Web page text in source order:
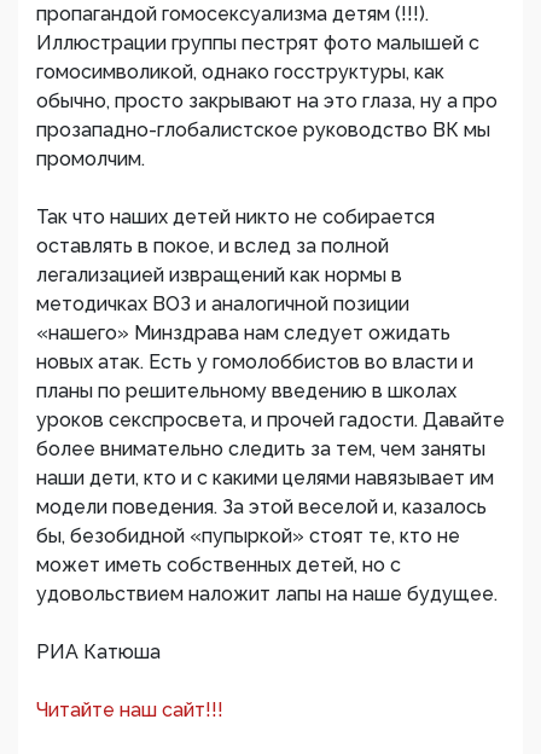
пропагандой гомосексуализма детям (!!!).
Иллюстрации группы пестрят фото малышей с
гомосимволикой, однако госструктуры, как
обычно, просто закрывают на это глаза, ну а про
прозападно-глобалистское руководство ВК мы
промолчим.
Так что наших детей никто не собирается
оставлять в покое, и вслед за полной
легализацией извращений как нормы в
методичках ВОЗ и аналогичной позиции
«нашего» Минздрава нам следует ожидать
новых атак. Есть у гомолоббистов во власти и
планы по решительному введению в школах
уроков секспросвета, и прочей гадости. Давайте
более внимательно следить за тем, чем заняты
наши дети, кто и с какими целями навязывает им
модели поведения. За этой веселой и, казалось
бы, безобидной «пупыркой» стоят те, кто не
может иметь собственных детей, но с
удовольствием наложит лапы на наше будущее.
РИА Катюша
Читайте наш сайт!!!